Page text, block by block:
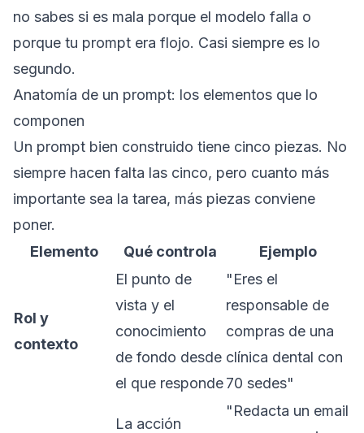
no sabes si es mala porque el modelo falla o
porque tu prompt era flojo. Casi siempre es lo
segundo.
Anatomía de un prompt: los elementos que lo
componen
Un prompt bien construido tiene cinco piezas. No
siempre hacen falta las cinco, pero cuanto más
importante sea la tarea, más piezas conviene
poner.
Elemento
Qué controla Ejemplo
Rol y
contexto
El punto de
vista y el
conocimiento
de fondo desde
el que responde
"Eres el
responsable de
compras de una
clínica dental con
70 sedes"
La acción
"Redacta un email